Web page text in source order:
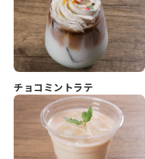
チョコミントラテ